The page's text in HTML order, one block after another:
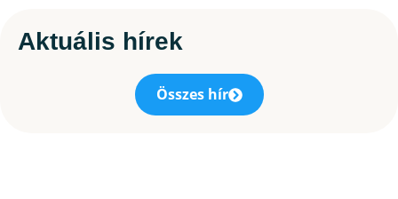
szeptemberétől már két, 6 főt ellátó részlegesen
integrált csoportszobában fogadjuk a sajátos nevelési
igényű vagy korai fejlesztésben részesülő gyermekeket.
Munkatársaink folyamatos továbbképzéseken és
Aktuális hírek
Összes hír